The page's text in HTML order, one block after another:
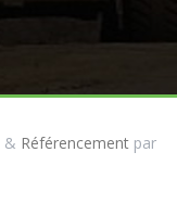
& Référencementpar